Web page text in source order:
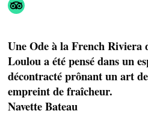
Une Ode à la French Riviera
Loulou a été pensé dans un
décontracté prônant un art
empreint de fraîcheur.
Navette Bateau